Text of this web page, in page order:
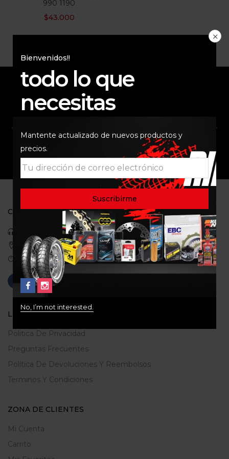
990 1190
$43.000
Bienvenidos!!
todo lo que
necesitas
Mantente actualizado de nuevos productos y
precios.
No, I’m not interested.
ENVÍO RAPIDO Y
SEGURO
SOPORTE COMUNIDAD
CONTACTO
Celular: 3113422933
Medellin, Colombia
Correo: gerencia@ridershouse.co
LEGALES
Politica De Privacidad
Preguntas Frecuentes
Política De Devoluciones Y Reembolsos
Terminos Y Condiciones
ZONA DE CLIENTES
Mi Cuenta
Carrito